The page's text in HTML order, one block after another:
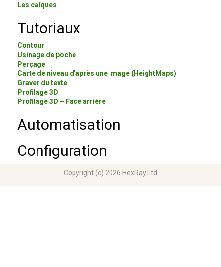
Les calques
Tutoriaux
Contour
Usinage de poche
Perçage
Carte de niveau d'après une image (HeightMaps)
Graver du texte
Profilage 3D
Profilage 3D – Face arrière
Automatisation
Configuration
Copyright (c) 2026 HexRay Ltd